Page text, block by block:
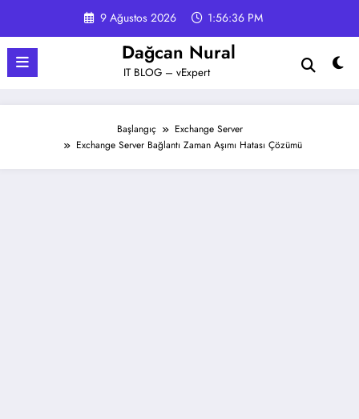
9 Ağustos 2026 1:56:37 PM
Dağcan Nural
IT BLOG – vExpert
Başlangıç
Exchange Server
Exchange Server Bağlantı Zaman Aşımı Hatası Çözümü